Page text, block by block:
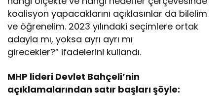
koalisyon yapacaklarını açıklasınlar da bilelim
ve öğrenelim. 2023 yılındaki seçimlere ortak
adayla mı, yoksa ayrı ayrı mı
girecekler?” ifadelerini kullandı.
MHP lideri Devlet Bahçeli’nin
açıklamalarından satır başları şöyle: